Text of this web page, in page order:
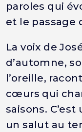
paroles qui
et le passage
La voix de
d’automne,
l’oreille,
cœurs qui
saisons. C’est
un salut au